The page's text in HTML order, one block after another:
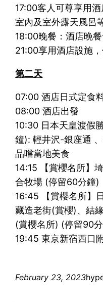
17:00客人可尊享用
室內及室外露天風呂
18:00晚餐：酒店晚
21:00享用酒店設施
第二天
07:00 酒店日式定食
08:00 酒店出發
10:30 日本天皇渡假
鐘): 輕井沢-銀座通
品嚐當地美食
14:15 【賞櫻名所】
合牧場 (停留60分鐘)
16:45 【賞櫻名所】
藏造老街(賞櫻)、結
(賞櫻名所) (停留90
19:45 東京新宿西口
February 23, 2023